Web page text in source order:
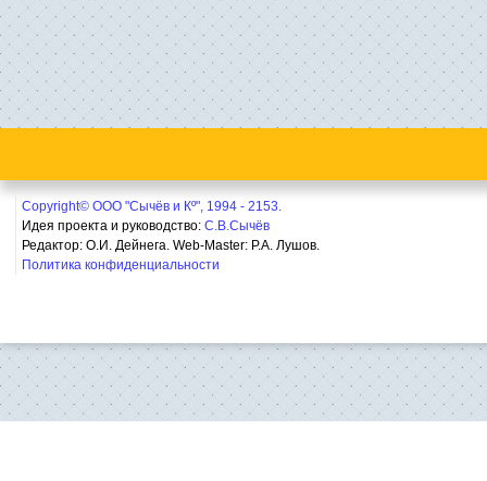
Copyright© ООО "Сычёв и Кº", 1994 - 2153.
Идея проекта и руководство: С.В.Сычёв
Редактор: О.И. Дейнега. Web-Master: Р.А. Лушов.
Политика конфиденциальности